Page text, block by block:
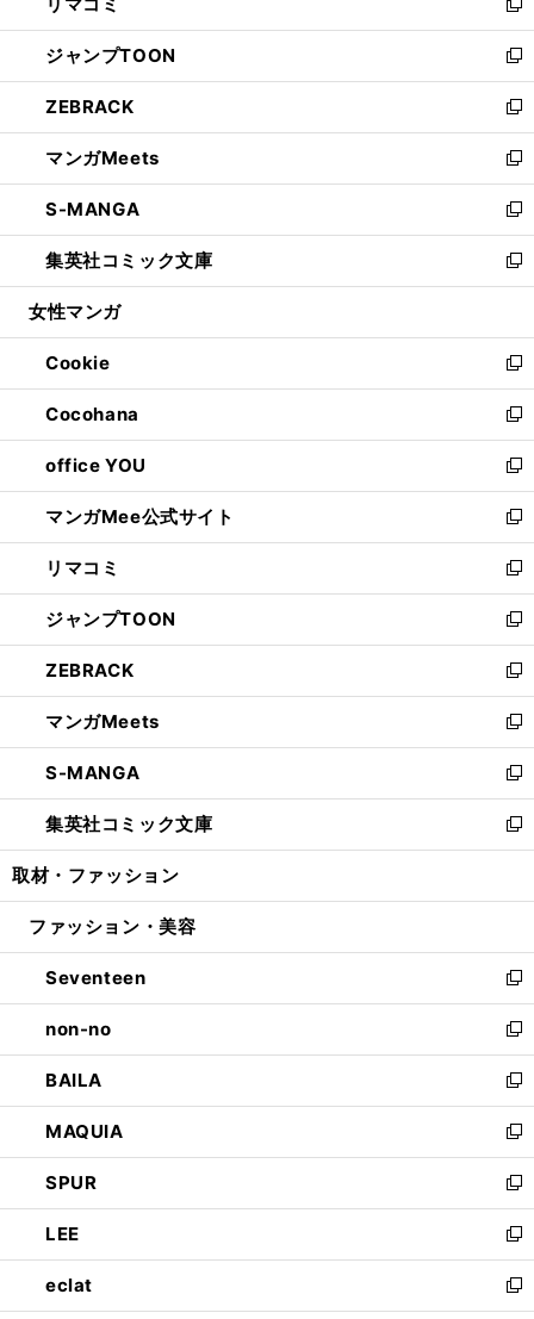
で
開
く
ド
ウ
で
開
く
ィ
ン
ド
ウ
で
開
く
い
ウ
ィ
ン
ド
ウ
で
開
く
新
し
い
ウ
ィ
ン
ド
ウ
で
開
く
ジャンプTOON
新
し
い
ウ
ィ
ン
ド
ウ
で
開
ZEBRACK
新
し
い
ウ
ィ
ン
ド
ウ
開
く
マンガMeets
新
し
い
ウ
ィ
ン
ウ
で
開
く
S-MANGA
新
し
い
ウ
ン
ド
ウ
で
開
く
集英社コミック文庫
新
し
ウ
ィ
ン
ド
ウ
で
開
く
女性マンガ
Cookie
新
し
い
ウ
ィ
ン
ド
ウ
で
開
く
Cocohana
新
し
い
ウ
ィ
ン
ド
ウ
で
開
く
office YOU
新
し
い
ウ
ィ
ン
ド
ウ
で
開
く
マンガMee公式サイト
新
し
い
ウ
ィ
ン
ド
ウ
で
開
く
リマコミ
新
し
い
ウ
ィ
ン
ド
ウ
で
開
く
ジャンプTOON
新
し
い
ウ
ィ
ン
ド
ウ
で
開
ZEBRACK
新
し
い
ウ
ィ
ン
ド
ウ
開
マンガMeets
新
し
い
ウ
ィ
ン
ウ
開
く
S-MANGA
新
し
い
ウ
ン
ウ
で
開
く
集英社コミック文庫
新
し
ウ
ン
ド
ウ
で
開
く
取材・ファッション
ファッション・美容
Seventeen
新
し
い
ウ
ィ
ン
ド
ウ
で
開
く
non-no
新
し
い
ウ
ィ
ン
ド
ウ
で
開
く
BAILA
新
し
い
ウ
ィ
ン
ド
ウ
で
開
MAQUIA
新
し
い
ウ
ィ
ン
ド
ウ
SPUR
新
し
い
ウ
ィ
ン
LEE
新
し
い
ウ
eclat
新